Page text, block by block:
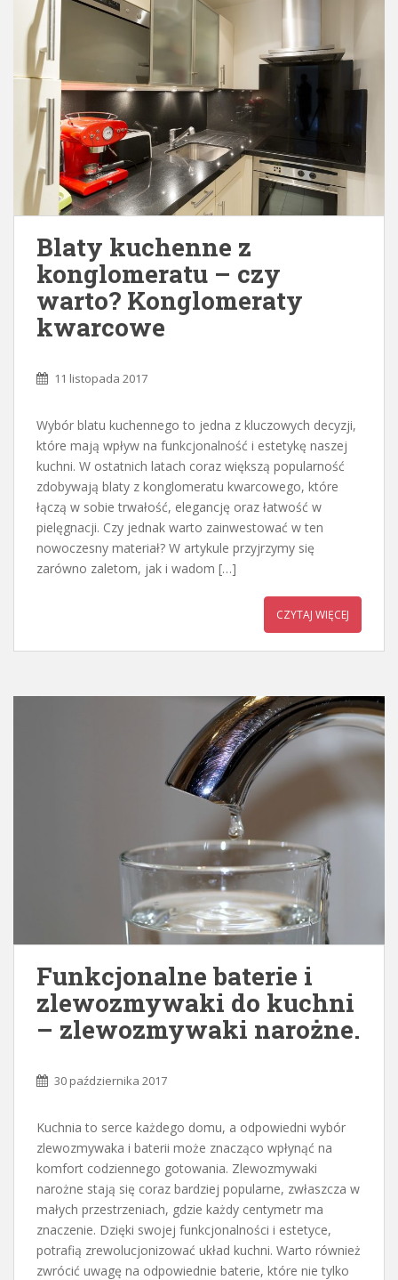
Blaty kuchenne z
konglomeratu – czy
warto? Konglomeraty
kwarcowe
11 listopada 2017
Wybór blatu kuchennego to jedna z kluczowych decyzji,
które mają wpływ na funkcjonalność i estetykę naszej
kuchni. W ostatnich latach coraz większą popularność
zdobywają blaty z konglomeratu kwarcowego, które
łączą w sobie trwałość, elegancję oraz łatwość w
pielęgnacji. Czy jednak warto zainwestować w ten
nowoczesny materiał? W artykule przyjrzymy się
zarówno zaletom, jak i wadom […]
CZYTAJ WIĘCEJ
Funkcjonalne baterie i
zlewozmywaki do kuchni
– zlewozmywaki narożne.
30 października 2017
Kuchnia to serce każdego domu, a odpowiedni wybór
zlewozmywaka i baterii może znacząco wpłynąć na
komfort codziennego gotowania. Zlewozmywaki
narożne stają się coraz bardziej popularne, zwłaszcza w
małych przestrzeniach, gdzie każdy centymetr ma
znaczenie. Dzięki swojej funkcjonalności i estetyce,
potrafią zrewolucjonizować układ kuchni. Warto również
zwrócić uwagę na odpowiednie baterie, które nie tylko